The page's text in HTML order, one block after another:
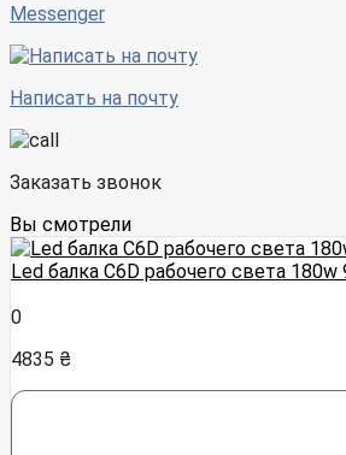
Messenger
Написать на почту
Заказать звонок
Вы смотрели
Led балка C6D рабочего света 180w
0
4835 ₴